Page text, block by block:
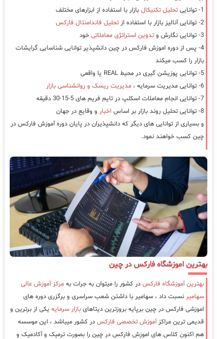
1- توانایی
تحلیل تکنیکال بازار با استفاده از ابزارهای مختلف
2- توانایی آنالیز بازار با استفاده از
تحلیل فاندامنتال فارکس
3- توانایی نگارش و
تدوین استراتژی معاملاتی خود
4- پس از دوره اموزش فارکس در چین دانشپذیر توانایی شناسایی گرایشات
بازار را کسب میکند
5- توانایی پوزیشن گیری در محیط REAL یا واقعی
6- توانایی مدیریت سرمایه ،
مدیریت ریسک و روانشناسی بازار
7- توانایی انجام معاملات اسکلپ در تایم فریم های 5-15-30 دقیقه
8- توانایی تحلیل روند بازار بر اساس
اخبار و وقایع در جهان
و بسیاری از توانایی های دیگر که دانشپذیران در پایان دوره آموزش فارکس در
چین کسب خواهند نمود.
بهترین اموزشگاه فارکس در چین
بهترین آموزشگاه فارکس در کشور را میتوان به جرات به مرکز آموزش عالی
سهامیر نسبت داد ، سهامیر با داشتن شعب سراسری و برگزری دوره های
اموزشی فارکس در چین برپایه بروزترین دیتاهای بازار سرمایه یکی از برترین و
قدیمی ترین مراکزآموزش تخصصی فارکس در کشور میباشد ، این موسسه
هم اکنون کلاس های اموزش فارکس در چین را بصورت ترمیک و آکادمیک و